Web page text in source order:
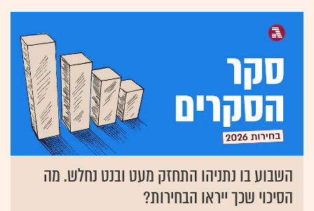
השבוע בו נתניהו התחזק מעט ובנט נחלש. מה
הסיכוי שכך ייראו הבחירות?